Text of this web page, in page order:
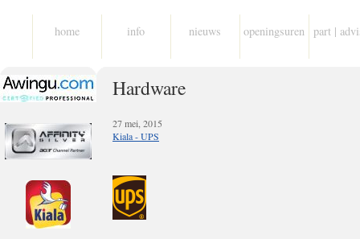
home info nieuws openingsuren part |
Hardware
27 mei, 2015
Kiala - UPS